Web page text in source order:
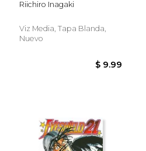
Riichiro Inagaki
Viz Media, Tapa Blanda,
Nuevo